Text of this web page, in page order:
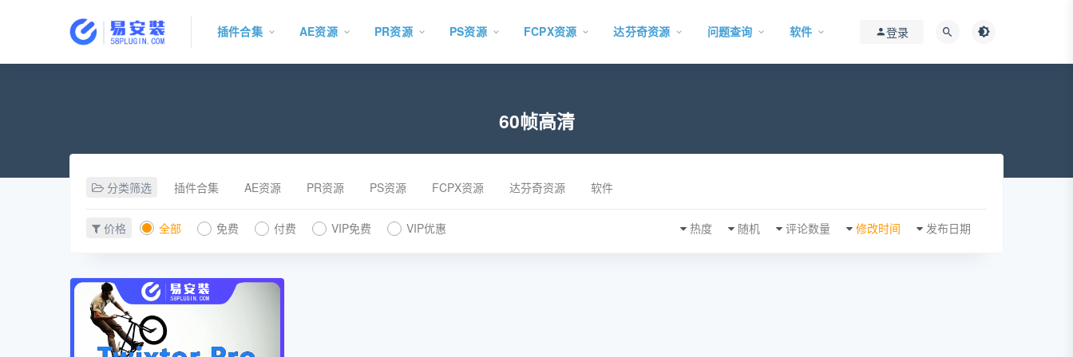
插件合集 AE资源 PR资源 PS资源 FCPX资源 达芬奇资源 问题查询 软件 登录
60帧高清
分类筛选 插件合集 AE资源 PR资源 PS资源 FCPX资源 达芬奇资源 软件
价格 全部 免费 付费 VIP免费 VIP优惠 发布日期
修改时间
评论数量
随机
热度